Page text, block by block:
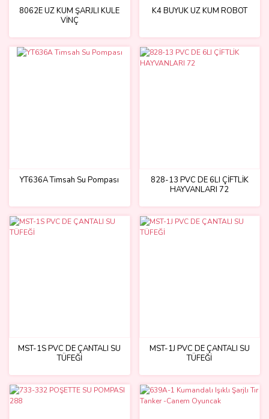
8062E UZ KUM ŞARJLI KULE
VİNÇ
K4 BÜYÜK UZ KUM ROBOT
YT636A Timsah Su Pompası
828-13 PVC DE 6LI ÇİFTLİK
HAYVANLARI 72
MST-1S PVC DE ÇANTALI SU
TÜFEĞİ
MST-1J PVC DE ÇANTALI SU
TÜFEĞİ